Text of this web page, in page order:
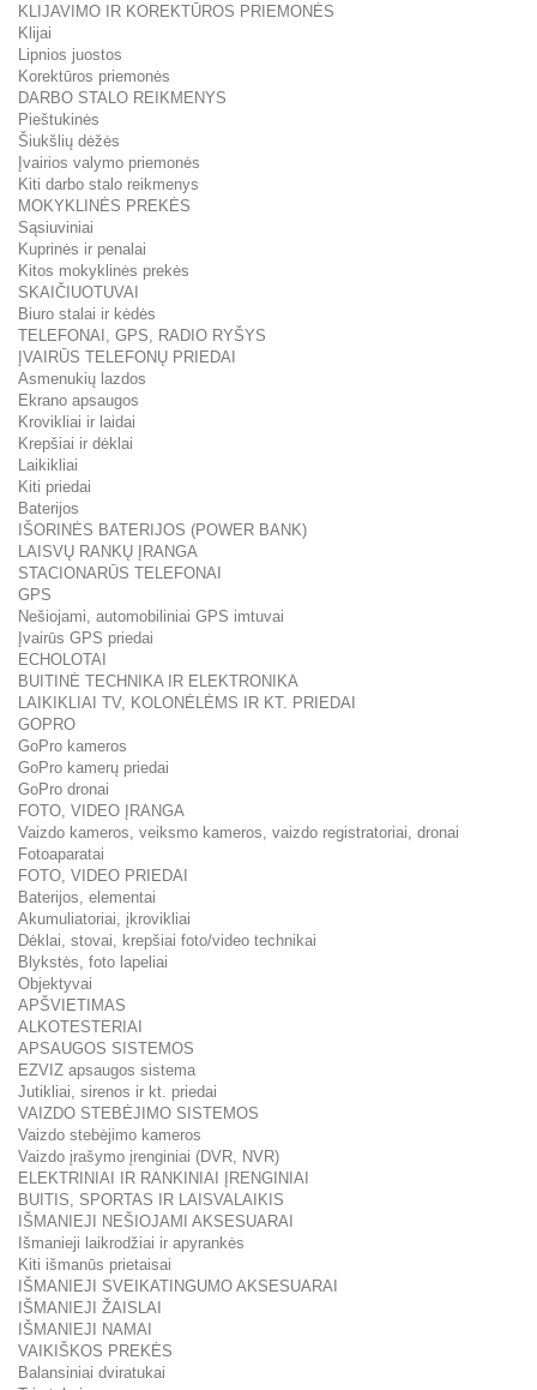
KLIJAVIMO IR KOREKTŪROS PRIEMONĖS
Klijai
Lipnios juostos
Korektūros priemonės
DARBO STALO REIKMENYS
Pieštukinės
Šiukšlių dėžės
Įvairios valymo priemonės
Kiti darbo stalo reikmenys
MOKYKLINĖS PREKĖS
Sąsiuviniai
Kuprinės ir penalai
Kitos mokyklinės prekės
SKAIČIUOTUVAI
Biuro stalai ir kėdės
TELEFONAI, GPS, RADIO RYŠYS
ĮVAIRŪS TELEFONŲ PRIEDAI
Asmenukių lazdos
Ekrano apsaugos
Krovikliai ir laidai
Krepšiai ir dėklai
Laikikliai
Kiti priedai
Baterijos
IŠORINĖS BATERIJOS (POWER BANK)
LAISVŲ RANKŲ ĮRANGA
STACIONARŪS TELEFONAI
GPS
Nešiojami, automobiliniai GPS imtuvai
Įvairūs GPS priedai
ECHOLOTAI
BUITINĖ TECHNIKA IR ELEKTRONIKA
LAIKIKLIAI TV, KOLONĖLĖMS IR KT. PRIEDAI
GOPRO
GoPro kameros
GoPro kamerų priedai
GoPro dronai
FOTO, VIDEO ĮRANGA
Vaizdo kameros, veiksmo kameros, vaizdo registratoriai, dronai
Fotoaparatai
FOTO, VIDEO PRIEDAI
Baterijos, elementai
Akumuliatoriai, įkrovikliai
Dėklai, stovai, krepšiai foto/video technikai
Blykstės, foto lapeliai
Objektyvai
APŠVIETIMAS
ALKOTESTERIAI
APSAUGOS SISTEMOS
EZVIZ apsaugos sistema
Jutikliai, sirenos ir kt. priedai
VAIZDO STEBĖJIMO SISTEMOS
Vaizdo stebėjimo kameros
Vaizdo įrašymo įrenginiai (DVR, NVR)
ELEKTRINIAI IR RANKINIAI ĮRENGINIAI
BUITIS, SPORTAS IR LAISVALAIKIS
IŠMANIEJI NEŠIOJAMI AKSESUARAI
Išmanieji laikrodžiai ir apyrankės
Kiti išmanūs prietaisai
IŠMANIEJI SVEIKATINGUMO AKSESUARAI
IŠMANIEJI ŽAISLAI
IŠMANIEJI NAMAI
VAIKIŠKOS PREKĖS
Balansiniai dviratukai